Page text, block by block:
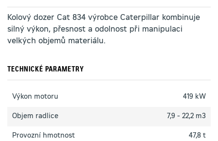
Kolový dozer Cat 834 výrobce Caterpillar kombinuje
silný výkon, přesnost a odolnost při manipulaci
velkých objemů materiálu.
TECHNICKÉ PARAMETRY
Výkon motoru 419 kW
Objem radlice 7,9 - 22,2 m3
Provozní hmotnost 47,8 t